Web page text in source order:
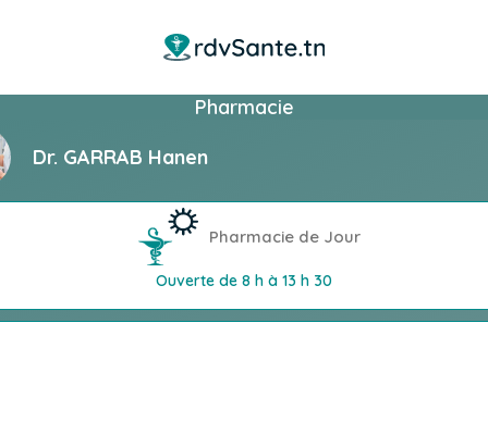
Pharmacie
Dr. GARRAB Hanen
Pharmacie de Jour
Ouverte de 8 h à 13 h 30